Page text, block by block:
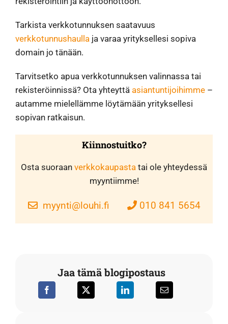
Tarkista verkkotunnuksen saatavuus
verkkotunnushaullaja varaa yrityksellesi sopiva
domain jo tänään.
Tarvitsetko apua verkkotunnuksen valinnassa tai
rekisteröinnissä? Ota yhteyttä asiantuntijoihimme–
autamme mielellämme löytämään yrityksellesi
sopivan ratkaisun.
Kiinnostuitko?
Osta suoraan verkkokaupasta tai ole yhteydessä
myyntiimme!
myynti@louhi.fi 010 841 5654
Jaa tämä blogipostaus